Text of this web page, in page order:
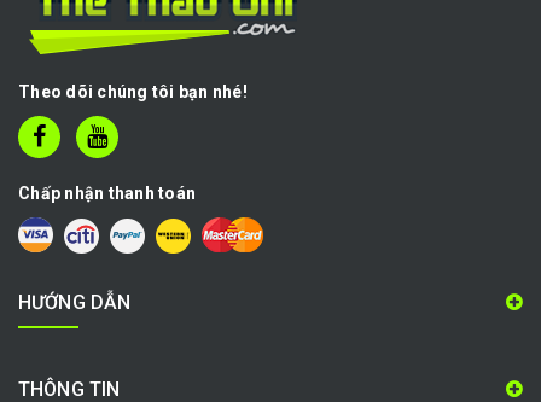
Theo dõi chúng tôi bạn nhé!
Chấp nhận thanh toán
HƯỚNG DẪN
THÔNG TIN